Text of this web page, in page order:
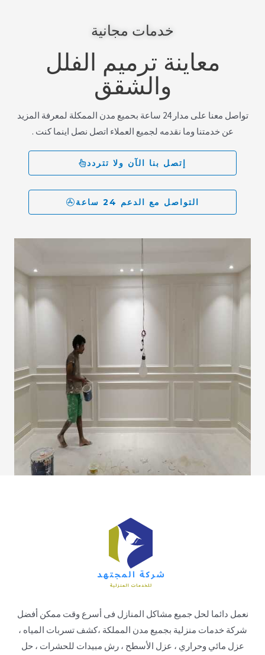
خدمات مجانية
معاينة ترميم الفلل
والشقق
تواصل معنا على مدار 24 ساعة بحميع مدن الممكلة لمعرفة المزيد
عن خدمتنا وما نقدمه لجميع العملاء اتصل نصل اينما كنت .
إتصل بنا الآن ولا تتردد
التواصل مع الدعم 24 ساعة
نعمل دائما لحل جميع مشاكل المنازل فى أسرع وقت ممكن أفضل
شركة خدمات منزلية بجميع مدن المملكة ،كشف تسربات المياه ،
عزل مائي وحراري ، عزل الأسطح ، رش مبيدات للحشرات ، حل